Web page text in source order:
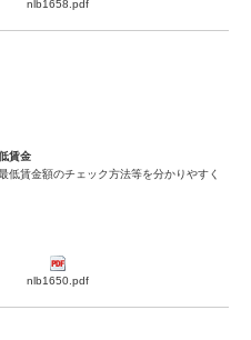
nlb1658.pdf
賃金
低賃金額のチェック方法等を分かりやすく
nlb1650.pdf